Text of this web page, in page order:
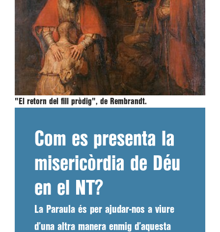
"El retorn del fill pròdig", de Rembrandt.
Com es presenta la
misericòrdia de Déu
en el NT?
La Paraula és per ajudar-nos a viure
d’una altra manera enmig d’aquesta